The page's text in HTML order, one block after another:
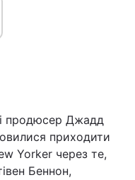
продюсер Джадд
приходити
Yorker через те,
Беннон,